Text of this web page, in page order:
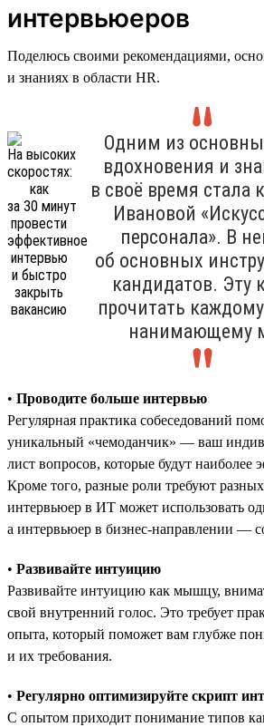
интервьюеров
Поделюсь своими рекомендациями,
и знаниях в области HR.
Одним из
вдохновения и
в своё время стала
Ивановой
персонала». В
об основных
кандидатов. Эту
прочитать
нанимающему
• Проводите больше интервью
Регулярная практика собеседований
уникальный «чемоданчик» — ваш
лист вопросов, которые будут наиболее
Кроме того, разные роли требуют
интервьюер в ИТ может использовать
а интервьюер в бизнес-направлении —
• Развивайте интуицию
Развивайте интуицию как мышцу,
свой внутренний голос. Это требует
опыта, который поможет вам глубже
и их требования.
• Регулярно оптимизируйте скрипт
С опытом приходит понимание типов